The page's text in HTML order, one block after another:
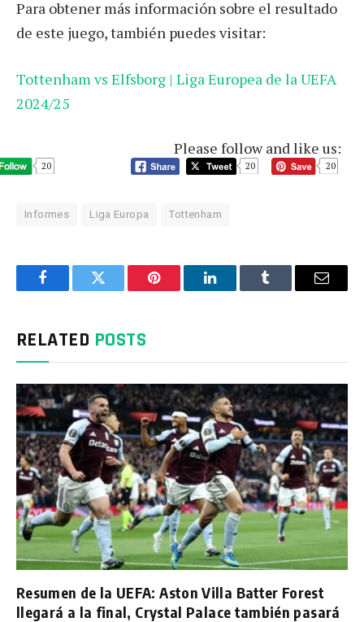
Para obtener más información sobre el resultado
de este juego, también puedes visitar:
Tottenham vs Elfsborg | Liga Europea de la UEFA
2024/25
Please follow and like us:
20 20 20
Informes Liga Europa Tottenham
FacebookTwitter Pinterest LinkedInTumblr Email
RELATED POSTS
Resumen de la UEFA: Aston Villa Batter Forest
llegará a la final, Crystal Palace también pasará